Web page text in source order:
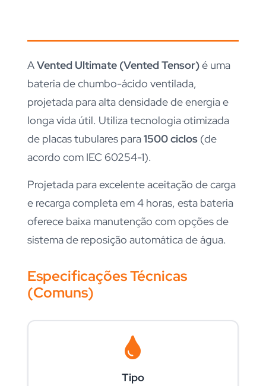
AVented Ultimate (Vented Tensor)é uma
bateria de chumbo-ácido ventilada,
projetada para alta densidade de energia e
longa vida útil. Utiliza tecnologia otimizada
de placas tubulares para1500 ciclos (de
acordo com IEC 60254-1).
Projetada para excelente aceitação de carga
e recarga completa em 4 horas, esta bateria
oferece baixa manutenção com opções de
sistema de reposição automática de água.
Especificações Técnicas
(Comuns)
Tipo